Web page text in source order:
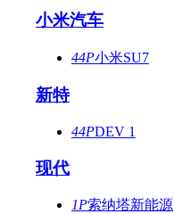
小米汽车
44P小米SU7
新特
44PDEV 1
现代
1P索纳塔新能源